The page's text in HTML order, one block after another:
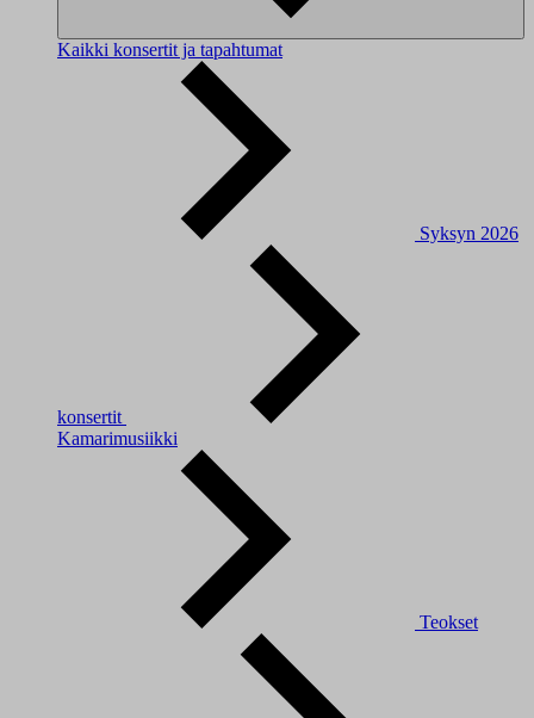
Kaikki konsertit ja tapahtumat
Syksyn 2026
konsertit
Kamarimusiikki
Teokset